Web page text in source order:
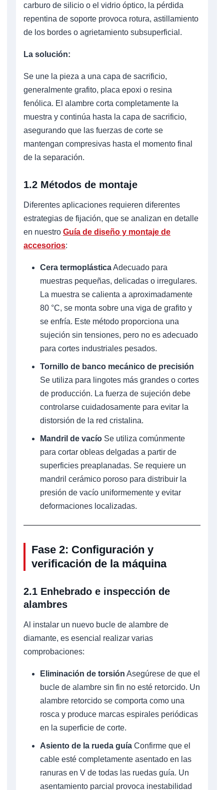
carburo de silicio o el vidrio óptico, la pérdida
repentina de soporte provoca rotura, astillamiento
de los bordes o agrietamiento subsuperficial.
La solución:
Se une la pieza a una capa de sacrificio,
generalmente grafito, placa epoxi o resina
fenólica. El alambre corta completamente la
muestra y continúa hasta la capa de sacrificio,
asegurando que las fuerzas de corte se
mantengan compresivas hasta el momento final
de la separación.
1.2 Métodos de montaje
Diferentes aplicaciones requieren diferentes
estrategias de fijación, que se analizan en detalle
en nuestro Guía de diseño y montaje de
accesorios:
Cera termoplásticaAdecuado para
muestras pequeñas, delicadas o irregulares.
La muestra se calienta a aproximadamente
80 °C, se monta sobre una viga de grafito y
se enfría. Este método proporciona una
sujeción sin tensiones, pero no es adecuado
para cortes industriales pesados.
Tornillo de banco mecánico de precisión
Se utiliza para lingotes más grandes o cortes
de producción. La fuerza de sujeción debe
controlarse cuidadosamente para evitar la
distorsión de la red cristalina.
Mandril de vacíoSe utiliza comúnmente
para cortar obleas delgadas a partir de
superficies preaplanadas. Se requiere un
mandril cerámico poroso para distribuir la
presión de vacío uniformemente y evitar
deformaciones localizadas.
Fase 2: Configuración y
verificación de la máquina
2.1 Enhebrado e inspección de
alambres
Al instalar un nuevo bucle de alambre de
diamante, es esencial realizar varias
comprobaciones:
Eliminación de torsión Asegúrese de que el
bucle de alambre sin fin no esté retorcido. Un
alambre retorcido se comporta como una
rosca y produce marcas espirales periódicas
en la superficie de corte.
Asiento de la rueda guíaConfirme que el
cable esté completamente asentado en las
ranuras en V de todas las ruedas guía. Un
asentamiento parcial provoca inestabilidad